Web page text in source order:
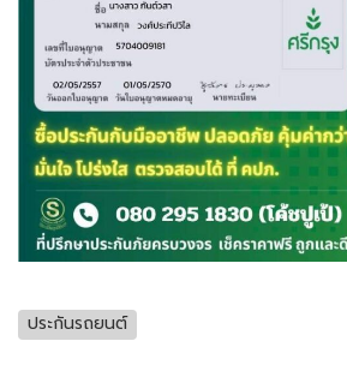
ประกันรถยนต์